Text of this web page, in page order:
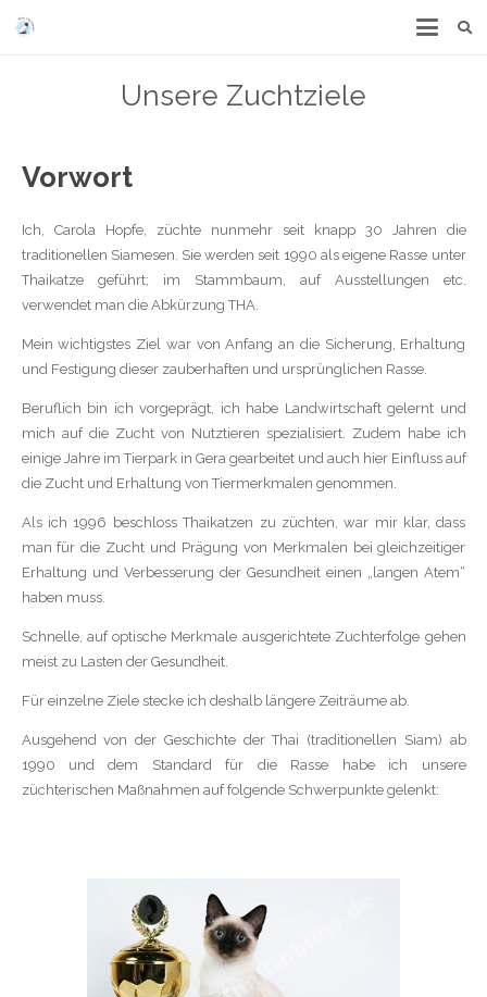
Unsere Zuchtziele
Vorwort
Ich, Carola Hopfe, züchte nunmehr seit knapp 30 Jahren die
traditionellen Siamesen. Sie werden seit 1990 als eigene Rasse unter
Thaikatze geführt; im Stammbaum, auf Ausstellungen etc.
verwendet man die Abkürzung THA.
Mein wichtigstes Ziel war von Anfang an die Sicherung, Erhaltung
und Festigung dieser zauberhaften und ursprünglichen Rasse.
Beruflich bin ich vorgeprägt, ich habe Landwirtschaft gelernt und
mich auf die Zucht von Nutztieren spezialisiert. Zudem habe ich
einige Jahre im Tierpark in Gera gearbeitet und auch hier Einfluss auf
die Zucht und Erhaltung von Tiermerkmalen genommen.
Als ich 1996 beschloss Thaikatzen zu züchten, war mir klar, dass
man für die Zucht und Prägung von Merkmalen bei gleichzeitiger
Erhaltung und Verbesserung der Gesundheit einen „langen Atem“
haben muss.
Schnelle, auf optische Merkmale ausgerichtete Zuchterfolge gehen
meist zu Lasten der Gesundheit.
Für einzelne Ziele stecke ich deshalb längere Zeiträume ab.
Ausgehend von der Geschichte der Thai (traditionellen Siam) ab
1990 und dem Standard für die Rasse habe ich unsere
züchterischen Maßnahmen auf folgende Schwerpunkte gelenkt: